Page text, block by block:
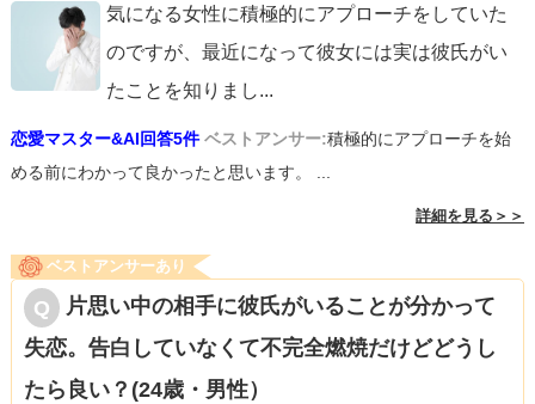
気になる女性に積極的にアプローチをしていた
のですが、最近になって彼女には実は彼氏がい
たことを知りまし...
恋愛マスター&AI回答5件 ベストアンサー:積極的にアプローチを始
める前にわかって良かったと思います。 ...
詳細を見る＞＞
ベストアンサーあり
片思い中の相手に彼氏がいることが分かって
失恋。告白していなくて不完全燃焼だけどどうし
たら良い？(24歳・男性）